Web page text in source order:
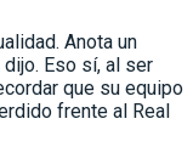
Anota un
Eso sí, al ser
que su equipo
frente al Real